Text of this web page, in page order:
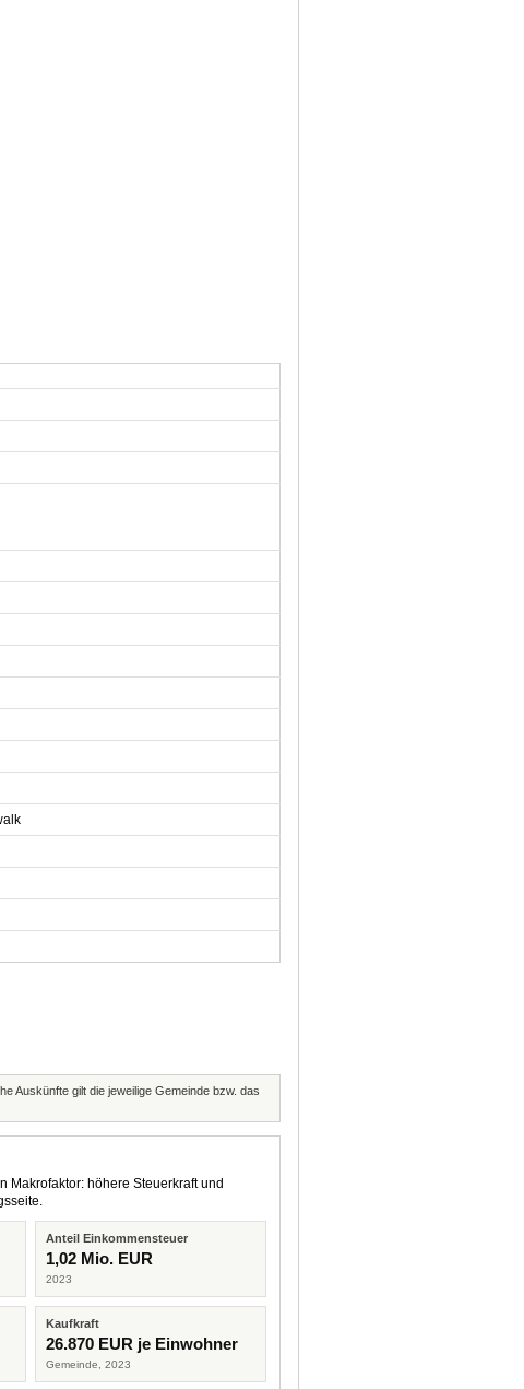
Auskünfte gilt die jeweilige Gemeinde bzw. das
Makrofaktor: höhere Steuerkraft und
Anteil Einkommensteuer
1,02 Mio. EUR
2023
Kaufkraft
26.870 EUR je Einwohner
Gemeinde, 2023